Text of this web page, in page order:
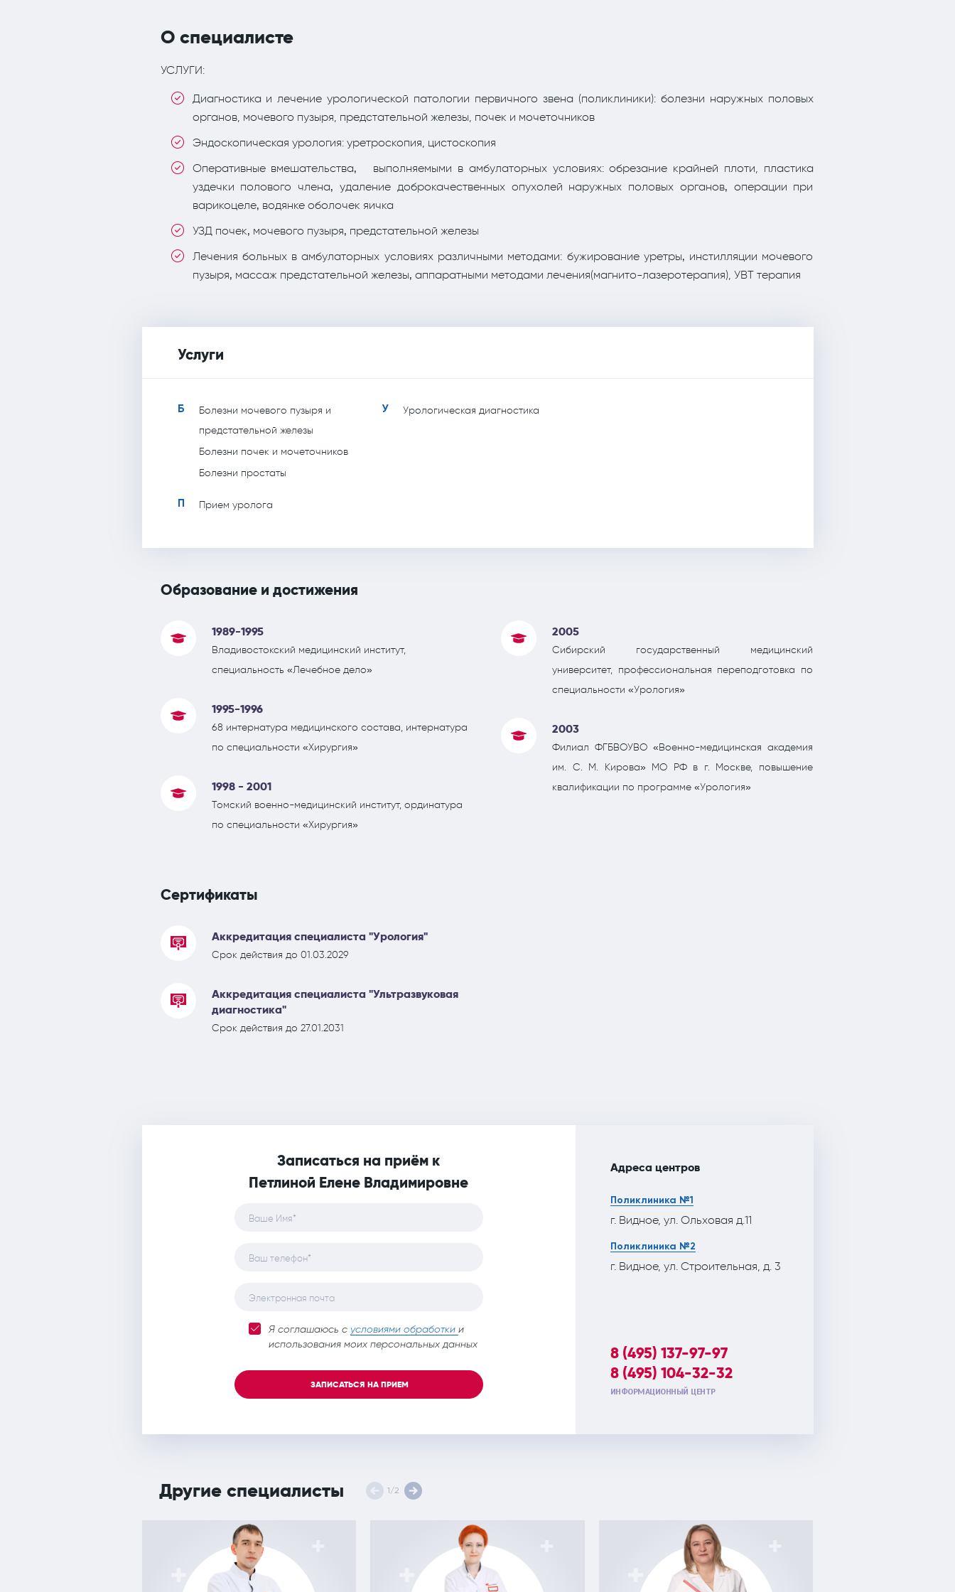
О специалисте
УСЛУГИ:
Диагностика и лечение урологической патологии первичного звена (поликлиники): болезни наружных половых
органов, мочевого пузыря, предстательной железы, почек и мочеточников
Эндоскопическая урология: уретроскопия, цистоскопия
Оперативные вмешательства‚ выполняемыми в амбулаторных условиях: обрезание крайней плоти, пластика
уздечки полового члена‚ удаление доброкачественных опухолей наружных половых органов‚ операции при
варикоцеле‚ водянке оболочек яичка
УЗД почек‚ мочевого пузыря‚ предстательной железы
Лечения больных в амбулаторных условиях различными методами: бужирование уретры‚ инстилляции мочевого
пузыря‚ массаж предстательной железы‚ аппаратными методами лечения(магнито-лазеротерапия), УВТ терапия
Услуги
Б
Болезни мочевого пузыря и
предстательной железы
Болезни почек и мочеточников
Болезни простаты
П Прием уролога
У Урологическая диагностика
Образование и достижения
1989-1995
Владивостокский медицинский институт,
специальность «Лечебное дело»
1995-1996
68 интернатура медицинского состава, интернатура
по специальности «Хирургия»
1998 - 2001
Томский военно-медицинский институт, ординатура
по специальности «Хирургия»
2005
Сибирский государственный медицинский
университет, профессиональная переподготовка по
специальности «Урология»
2003
Филиал ФГБВОУВО «Военно-медицинская академия
им. С. М. Кирова» МО РФ в г. Москве, повышение
квалификации по программе «Урология»
Сертификаты
Аккредитация специалиста "Урология"
Срок действия до 01.03.2029
Аккредитация специалиста "Ультразвуковая
диагностика"
Срок действия до 27.01.2031
Записаться на приём к
Петлиной Елене Владимировне
Ваше Имя*
Ваш телефон*
Электронная почта
Я соглашаюсь с условиями обработки и
использования моих персональных данных
ЗАПИСАТЬСЯ НА ПРИЕМ
Адреса центров
Поликлиника №1
г. Видное, ул. Ольховая д.11
Поликлиника №2
г. Видное, ул. Строительная, д. 3
8 (495) 137-97-97
8 (495) 104-32-32
ИНФОРМАЦИОННЫЙ ЦЕНТР
Другие специалисты 1 /2